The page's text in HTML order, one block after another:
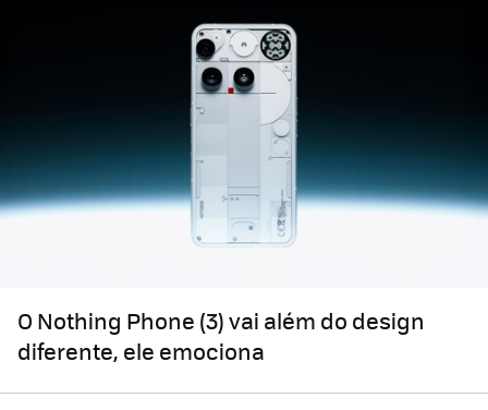
O Nothing Phone (3) vai além do design
diferente, ele emociona